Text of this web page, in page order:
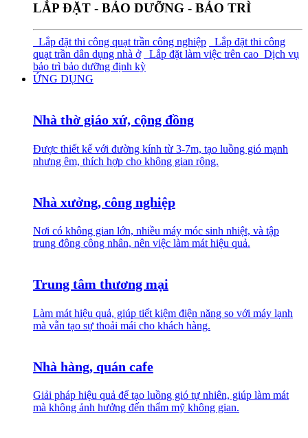
LẮP ĐẶT - BẢO DƯỠNG - BẢO TRÌ
Lắp đặt thi công quạt trần công nghiệp
Lắp đặt thi công
quạt trần dân dụng nhà ở
Lắp đặt làm việc trên cao Dịch vụ
bảo trì bảo dưỡng định kỳ
ỨNG DỤNG
Nhà thờ giáo xứ, cộng đồng
Được thiết kế với đường kính từ 3-7m, tạo luồng gió mạnh
nhưng êm, thích hợp cho không gian rộng.
Nhà xưởng, công nghiệp
Nơi có không gian lớn, nhiều máy móc sinh nhiệt, và tập
trung đông công nhân, nên việc làm mát hiệu quả.
Trung tâm thương mại
Làm mát hiệu quả, giúp tiết kiệm điện năng so với máy lạnh
mà vẫn tạo sự thoải mái cho khách hàng.
Nhà hàng, quán cafe
Giải pháp hiệu quả để tạo luồng gió tự nhiên, giúp làm mát
mà không ảnh hưởng đến thẩm mỹ không gian.